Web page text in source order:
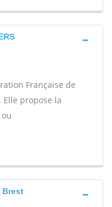
Française de
Elle propose la
Brest